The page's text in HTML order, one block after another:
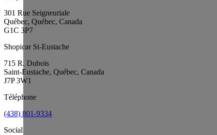
301 Rue Seigneuriale
Québec, Québec, Canada
G1C 3P7
Shopicar St-Eustache
715 R. Dubois
Saint-Eustache, Québec, Canada
J7P 3W1
Téléphone
(438) 801-9334
Social